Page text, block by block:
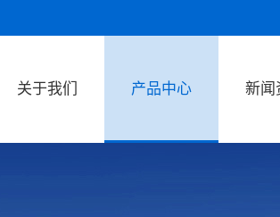
关于我们 产品中心 新闻